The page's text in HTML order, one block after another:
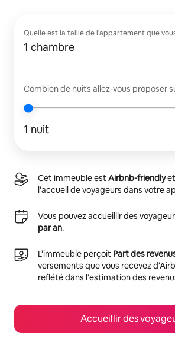
Quelle est la taille de l'appartement que vous
1 chambre
Combien de nuits allez-vous proposer
1 nuit
Cet immeuble estAirbnb-friendlyet
l'accueil de voyageurs dans votre
Vous pouvez accueillir des
par an.
L'immeuble perçoit Part des
versements que vous recevez
reflété dans l'estimation des
Accueillir des